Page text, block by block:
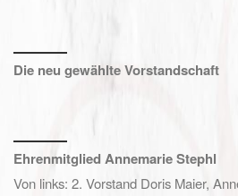
Die neu gewählte Vorstandschaft
Ehrenmitglied Annemarie Stephl
Von links: 2. Vorstand Doris Maier,